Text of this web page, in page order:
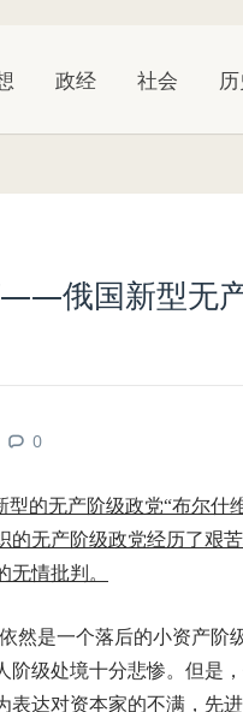
政经 社会
俄国新型无
0
的无产阶级政党“布尔什
无产阶级政党经历了艰
情批判。
然是一个落后的小资产阶
级处境十分悲惨。但是
达对资本家的不满，先